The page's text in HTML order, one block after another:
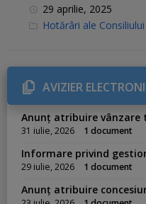
29 aprilie, 2025
C
r
i
e
s
Hotărâri ale
AVIZIER
Anunț atribuire vânzare
31 iulie, 2026 1 document
Informare privind
29 iulie, 2026 1 document
Anunț atribuire